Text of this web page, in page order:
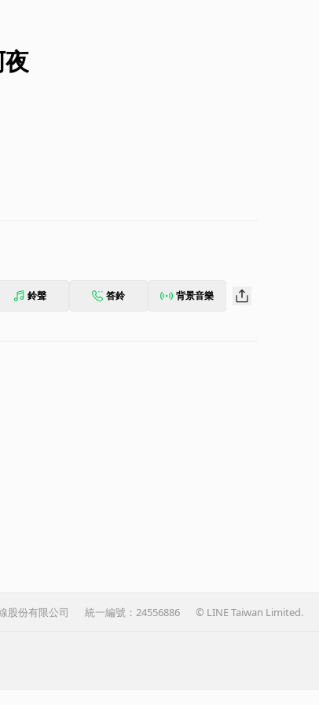
鈴聲 答鈴 背景音樂
© LINE Taiwan Limited.
股份有限公司 統一編號：24556886